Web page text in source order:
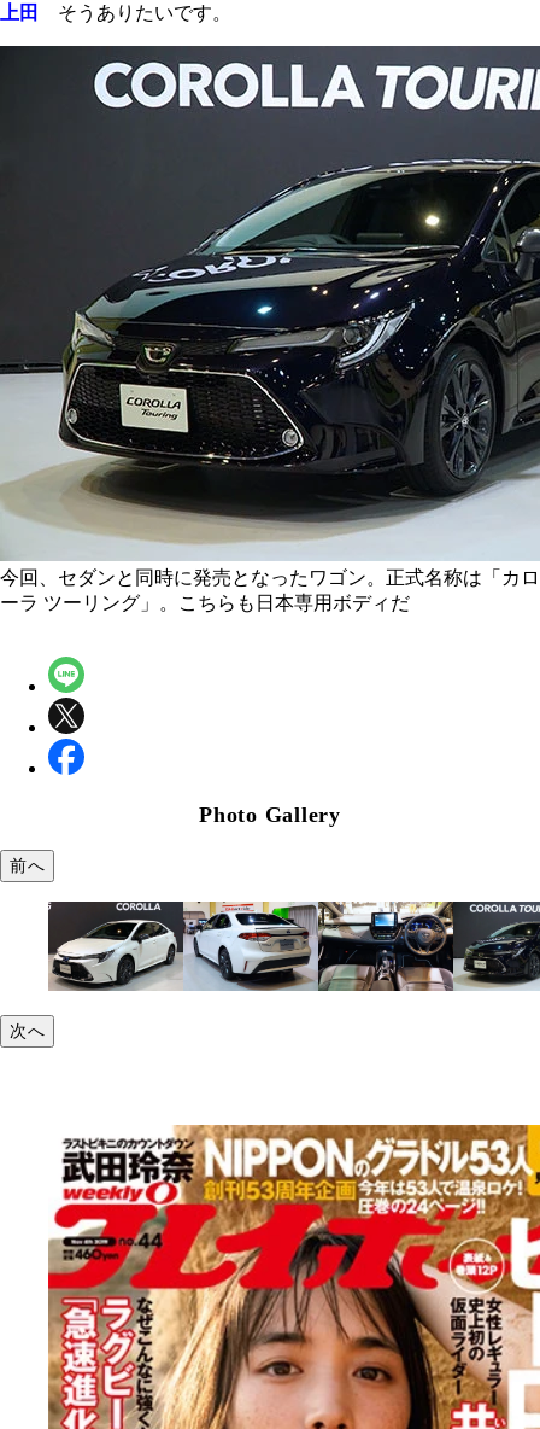
上田 そうありたいです。
今回、セダンと同時に発売となったワゴン。正式名称は「カロ
ーラ ツーリング」。こちらも日本専用ボディだ
Photo Gallery
前へ
次へ